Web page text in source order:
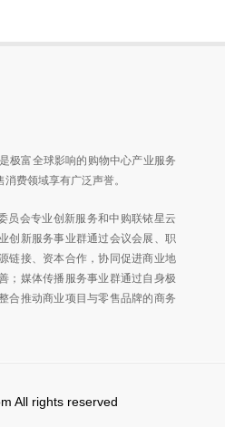
极富全球影响的购物中心产业服务
费领域享有广泛声誉。
员会专业创新服务和中购联铱星云
创新服务事业群通过会议会展、职
链接、资本合作，协同促进商业地
；媒体传播服务事业群通过自身极
合推动商业项目与零售品牌的商务
All rights reserved